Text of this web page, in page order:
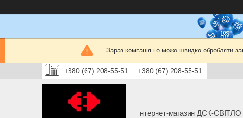
Зараз компанія не може швидко обробляти
+380 (67) 208-55-51 +380 (67) 208-55-51
Інтернет-магазин ДСК-СВІТЛО